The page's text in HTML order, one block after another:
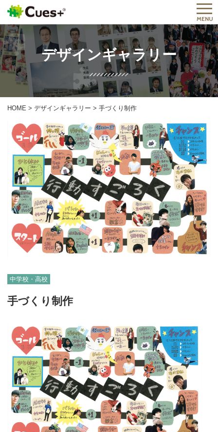
MENU
デザインギャラリー
HOME > デザインギャラリー > 手づくり制作
中学校・高校
手づくり制作
06-6131-2205